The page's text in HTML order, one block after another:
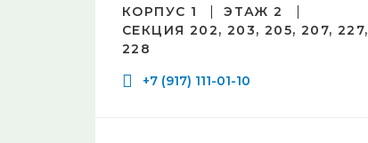
КОРПУС 1
ЭТАЖ 2
СЕКЦИЯ 202, 203, 205, 207, 227,
228
+7 (917) 111-01-10